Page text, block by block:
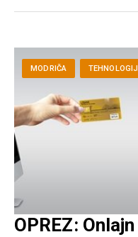
MODRIČA
OPREZ: